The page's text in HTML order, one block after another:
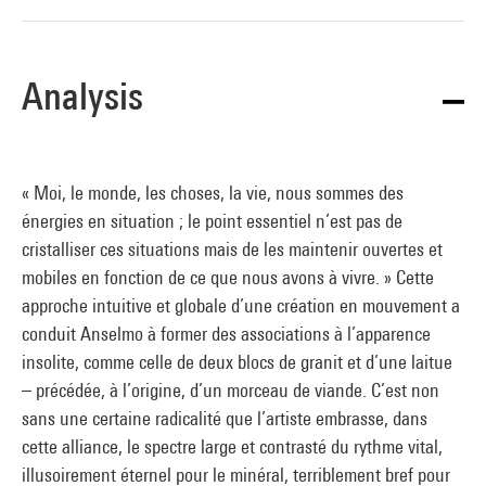
Analysis
« Moi, le monde, les choses, la vie, nous sommes des
énergies en situation ; le point essentiel n’est pas de
cristalliser ces situations mais de les maintenir ouvertes et
mobiles en fonction de ce que nous avons à vivre. » Cette
approche intuitive et globale d’une création en mouvement a
conduit Anselmo à former des associations à l’apparence
insolite, comme celle de deux blocs de granit et d’une laitue
– précédée, à l’origine, d’un morceau de viande. C’est non
sans une certaine radicalité que l’artiste embrasse, dans
cette alliance, le spectre large et contrasté du rythme vital,
illusoirement éternel pour le minéral, terriblement bref pour